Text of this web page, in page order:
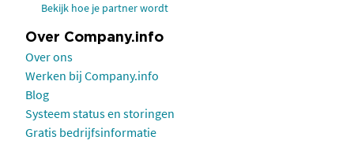
Bekijk hoe je partner wordt
Over Company.info
Over ons
Werken bij Company.info
Blog
Systeem status en storingen
Gratis bedrijfsinformatie